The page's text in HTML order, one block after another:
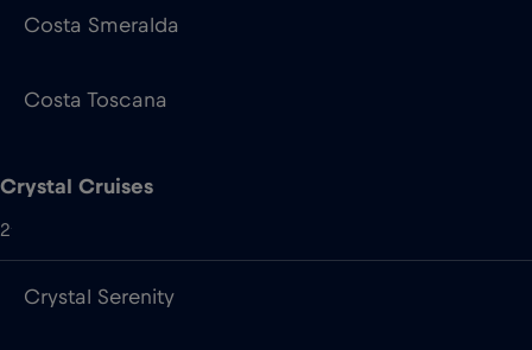
Costa Smeralda
Costa Toscana
Crystal Cruises
2
Crystal Serenity